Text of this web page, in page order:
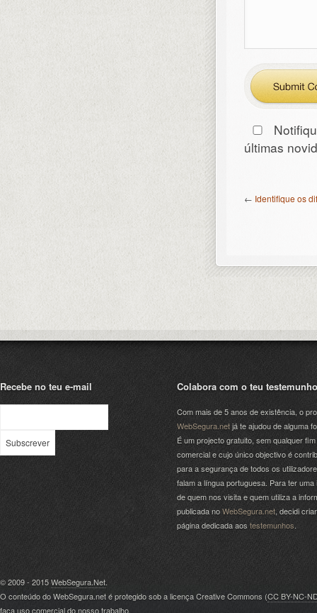
últimas
← Identifique os
Recebe no teu e-mail Colabora com o teu testemunho
Com mais de 5 anos de existência, o
WebSegura.netjá te ajudou de alguma
É um projecto gratuito, sem qualquer fim
comercial e cujo único objectivo é
para a segurança de todos os
falam a língua portuguesa. Para ter uma
de quem nos visita e quem utiliza a
publicada noWebSegura.net , decidi
página dedicada aos testemunhos
© 2009 - 2015WebSegura.Net.
O conteúdo do WebSegura.net é protegido sob a licença Creative Commons (CC BY-NC-
faça uso comercial do nosso trabalho.